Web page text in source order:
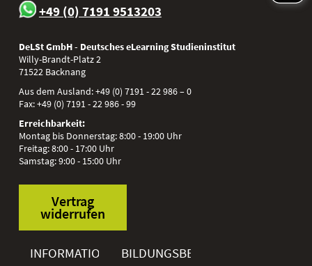
+49 (0) 7191 9513203
DeLSt GmbH - Deutsches eLearning Studieninstitut
Willy-Brandt-Platz 2
71522 Backnang
Aus dem Ausland:+49 (0) 7191 - 22 986 – 0
Fax:+49 (0) 7191 - 22 986 - 99
Erreichbarkeit:
Montag bis Donnerstag: 8:00 - 19:00 Uhr
Freitag: 8:00 - 17:00 Uhr
Samstag: 9:00 - 15:00 Uhr
Vertrag
widerrufen
INFORMATIONENBILDUNGSBEREICHE